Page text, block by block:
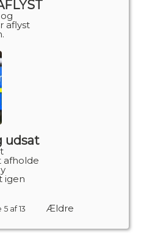
aflyst
udsat
afholde
igen
5 af 13 Ældre